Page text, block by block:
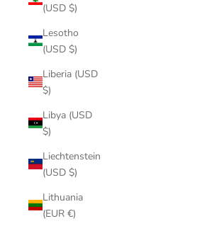
(USD $)
Lesotho
(USD $)
Liberia (USD
$)
Libya (USD
$)
Liechtenstein
(USD $)
Lithuania
(EUR €)